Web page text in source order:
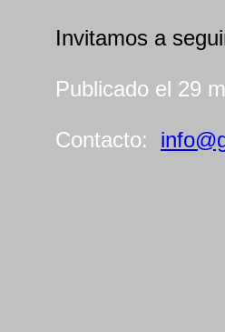
Invitamos a
Publicado el 29
Contacto: